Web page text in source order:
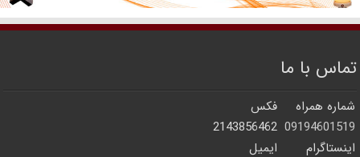
تماس با ما
شماره همراه
فکس
09194601519
2143856462
اینستاگرام
ایمیل